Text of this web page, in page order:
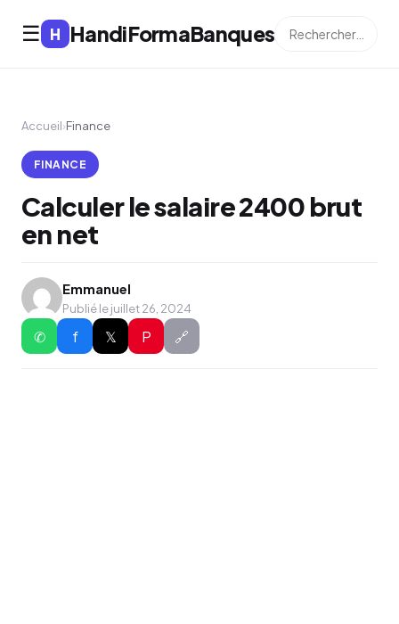
☰ H HandiFormaBanques
Accueil›Finance
FINANCE
Calculer le salaire 2400 brut
en net
Emmanuel
Publié le juillet 26, 2024
✆ f 𝕏 P 🔗